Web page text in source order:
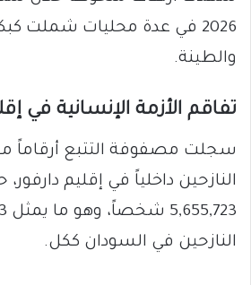
2026 في عدة محليات شملت
والطينة.
تفاقم الأزمة الإنسانية في
سجلت مصفوفة التتبع أرقاماً
النازحين داخلياً في إقليم
النازحين في السودان ككل.